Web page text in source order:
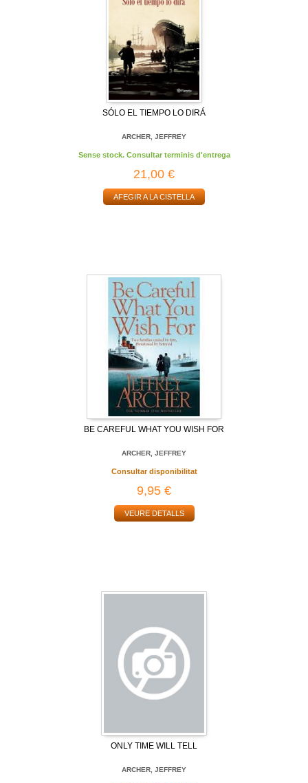
SÓLO EL TIEMPO LO DIRÁ
ARCHER, JEFFREY
Sense stock. Consultar terminis d'entrega
21,00 €
AFEGIR A LA CISTELLA
BE CAREFUL WHAT YOU WISH FOR
ARCHER, JEFFREY
Consultar disponibilitat
9,95 €
VEURE DETALLS
ONLY TIME WILL TELL
ARCHER, JEFFREY